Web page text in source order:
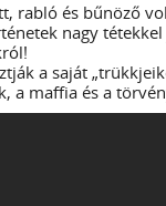
rabló és bűnöző
nagy
a saját
a maffia és a